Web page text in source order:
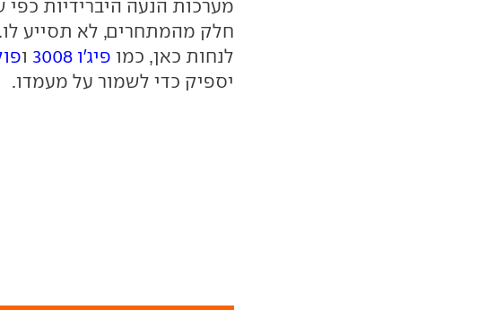
מערכות הנעה היברידיות
חלק מהמתחרים, לא תסייע
לנחות כאן, כמו פיג'ו 3008 ו
יספיק כדי לשמור על מעמדו.